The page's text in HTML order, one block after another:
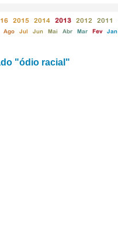
2015 2014 2013 2012 2011
Ago Jul Jun Mai Abr Mar Fev Jan
"ódio racial"